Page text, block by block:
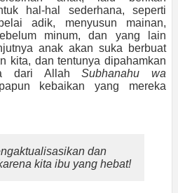
hal-hal sederhana, seperti
adik, menyusun mainan,
minum, dan yang lain
anak akan suka berbuat
kita, dan tentunya dipahamkan
dari AllahSubhanahu wa
kebaikan yang mereka
dan
kita ibu yang hebat!